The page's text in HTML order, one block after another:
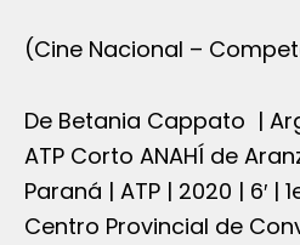
(Cine Nacional –
De Betania Cappato |
ATP Corto ANAHÍ de
Paraná | ATP | 2020 | 6′ |
Centro Provincial de